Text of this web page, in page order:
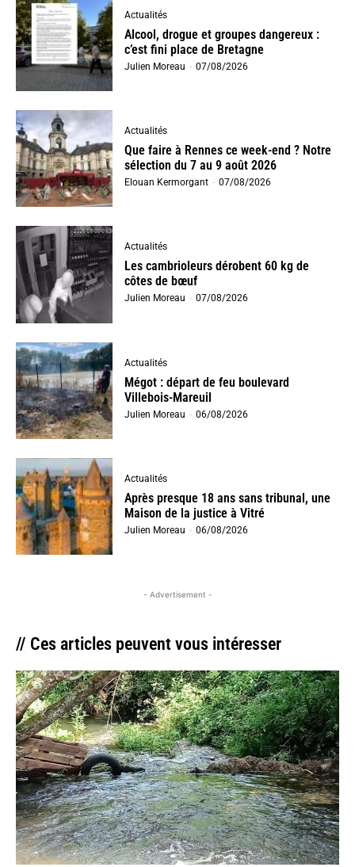
Actualités
Alcool, drogue et groupes dangereux :
c’est fini place de Bretagne
Julien Moreau - 07/08/2026
Actualités
Que faire à Rennes ce week-end ? Notre
sélection du 7 au 9 août 2026
Elouan Kermorgant - 07/08/2026
Actualités
Les cambrioleurs dérobent 60 kg de
côtes de bœuf
Julien Moreau - 07/08/2026
Actualités
Mégot : départ de feu boulevard
Villebois-Mareuil
Julien Moreau - 06/08/2026
Actualités
Après presque 18 ans sans tribunal, une
Maison de la justice à Vitré
Julien Moreau - 06/08/2026
- Advertisement -
// Ces articles peuvent vous intéresser